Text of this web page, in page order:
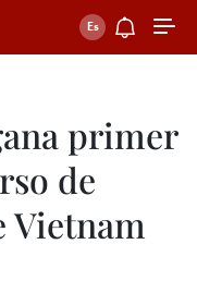
primer
de
Vietnam